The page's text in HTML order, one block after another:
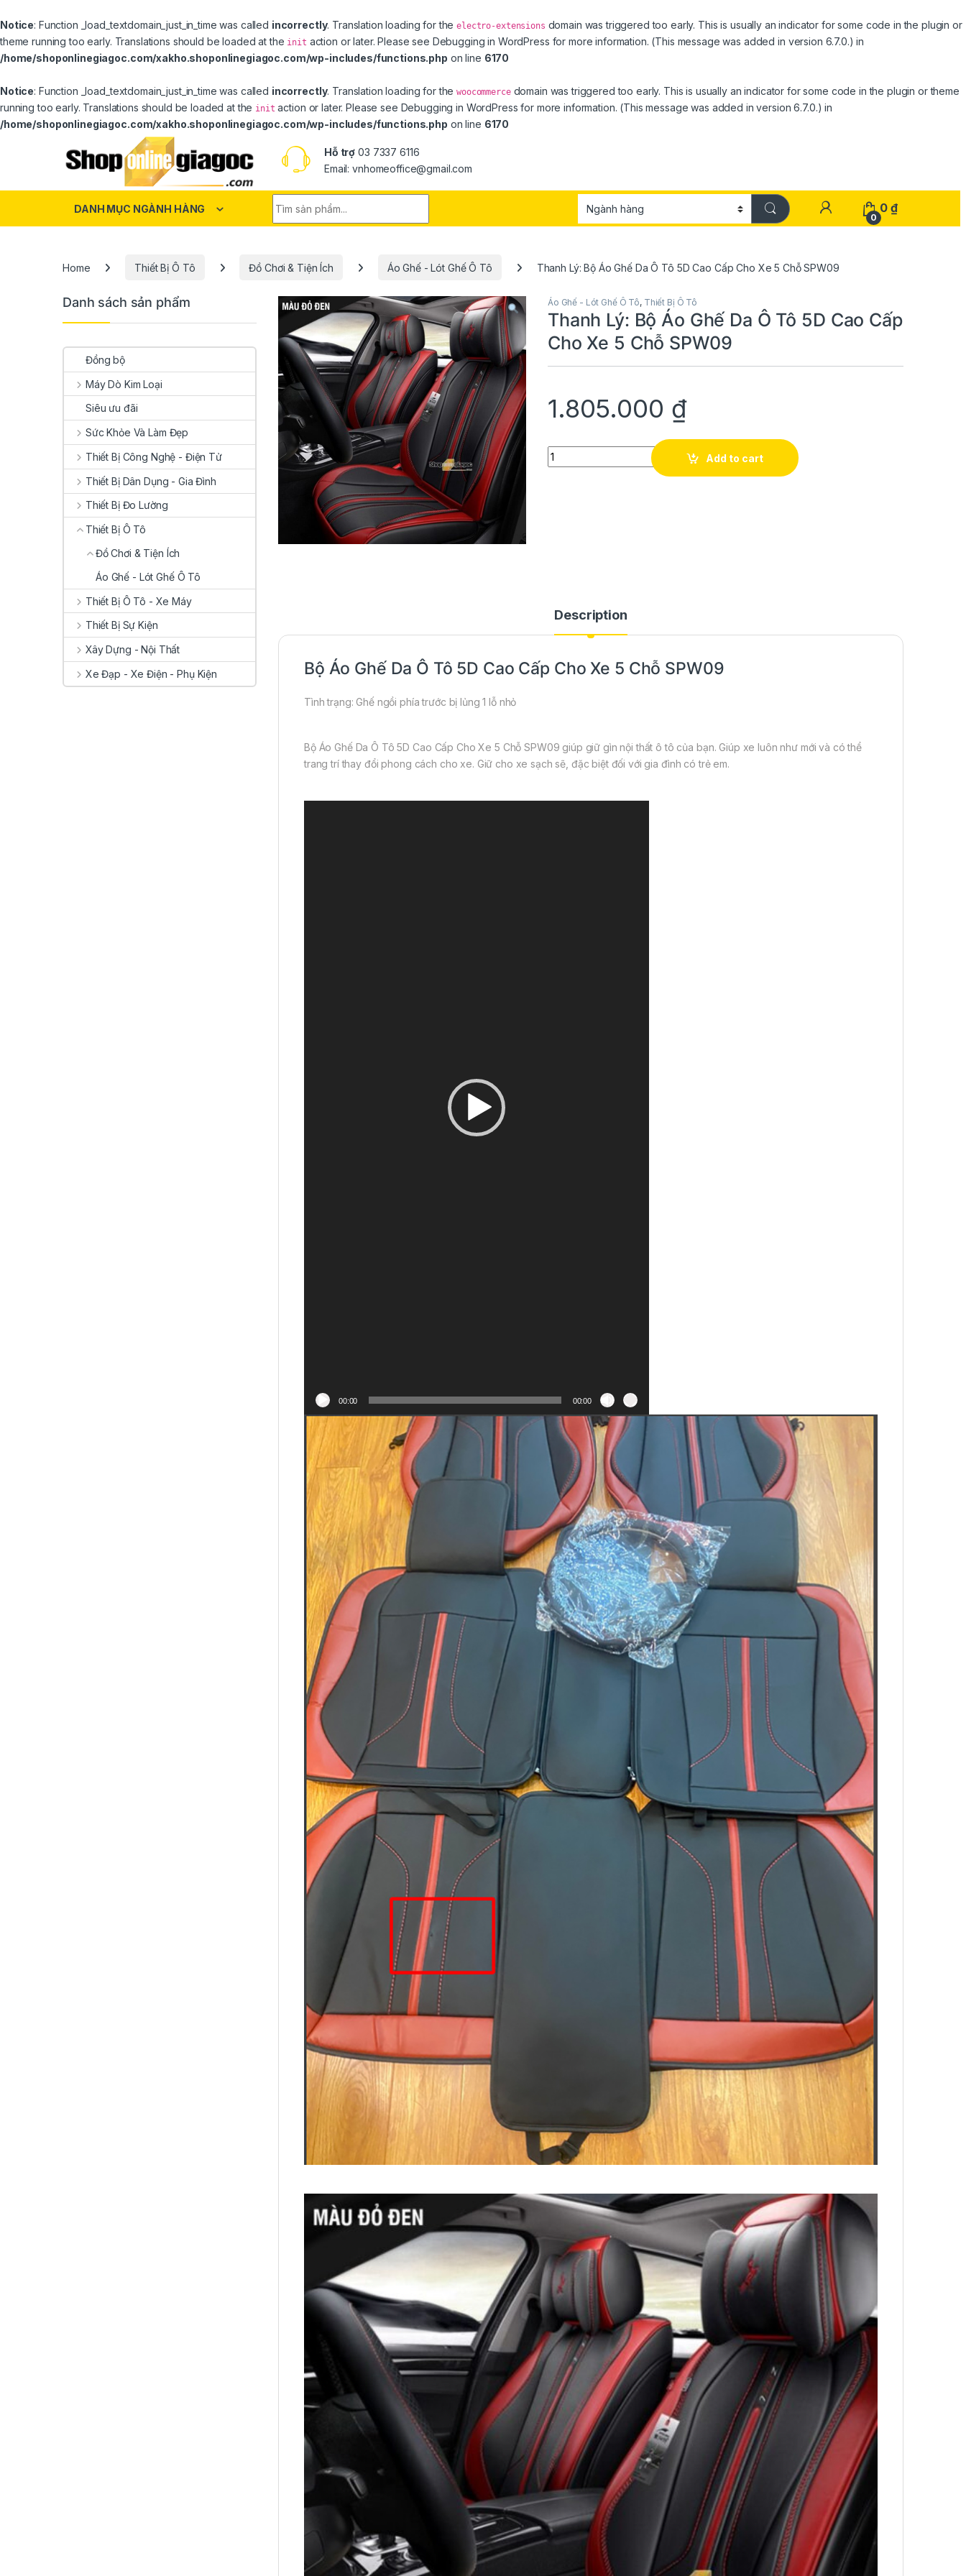
Notice: Function _load_textdomain_just_in_time was called incorrectly. Translation loading for theelectro-extensions domain was triggered too early. This is usually an indicator for some code in the plugin or
theme running too early. Translations should be loaded at the init action or later. Please see Debugging in WordPress for more information. (This message was added in version 6.7.0.) in
/home/shoponlinegiagoc.com/xakho.shoponlinegiagoc.com/wp-includes/functions.php on line 6170
Notice: Function _load_textdomain_just_in_time was called incorrectly. Translation loading for thewoocommercedomain was triggered too early. This is usually an indicator for some code in the plugin or theme
running too early. Translations should be loaded at the init action or later. Please see Debugging in WordPress for more information. (This message was added in version 6.7.0.) in
/home/shoponlinegiagoc.com/xakho.shoponlinegiagoc.com/wp-includes/functions.php on line 6170
Hỗ trợ 03 7337 6116
Email: vnhomeoffice@gmail.com
DANH MỤC NGÀNH HÀNG
0
0₫
Home Thiết Bị Ô Tô Đồ Chơi & Tiện Ích Áo Ghế - Lót Ghế Ô Tô Thanh Lý: Bộ Áo Ghế Da Ô Tô 5D Cao Cấp Cho Xe 5 Chỗ SPW09
Áo Ghế - Lót Ghế Ô Tô, Thiết Bị Ô Tô
Thanh Lý: Bộ Áo Ghế Da Ô Tô 5D Cao Cấp
Cho Xe 5 Chỗ SPW09
1.805.000 ₫
Thanh Lý: Bộ Áo Ghế Da Ô Tô 5D Cao Cấp Cho Xe 5 Chỗ SPW09 quantity
Add to cart
Description
Bộ Áo Ghế Da Ô Tô 5D Cao Cấp Cho Xe 5 Chỗ SPW09
Tình trạng: Ghế ngồi phía trước bị lủng 1 lỗ nhỏ
Bộ Áo Ghế Da Ô Tô 5D Cao Cấp Cho Xe 5 Chỗ SPW09 giúp giữ gìn nội thất ô tô của bạn. Giúp xe luôn như mới và có thể
trang trí thay đổi phong cách cho xe. Giữ cho xe sạch sẽ, đặc biệt đối với gia đình có trẻ em.
00:00 00:00
Danh sách sản phẩm
Đồng bộ
Máy Dò Kim Loại
Siêu ưu đãi
Sức Khỏe Và Làm Đẹp
Thiết Bị Công Nghệ - Điện Tử
Thiết Bị Dân Dụng - Gia Đình
Thiết Bị Đo Lường
Thiết Bị Ô Tô
Đồ Chơi & Tiện Ích
Áo Ghế - Lót Ghế Ô Tô
Thiết Bị Ô Tô - Xe Máy
Thiết Bị Sự Kiện
Xây Dựng - Nội Thất
Xe Đạp - Xe Điện - Phụ Kiện